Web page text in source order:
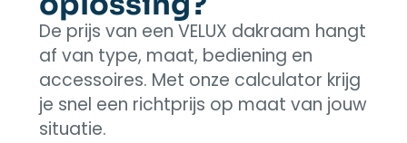
De prijs van een VELUX dakraam hangt
af van type, maat, bediening en
accessoires. Met onze calculator krijg
je snel een richtprijs op maat van jouw
situatie.